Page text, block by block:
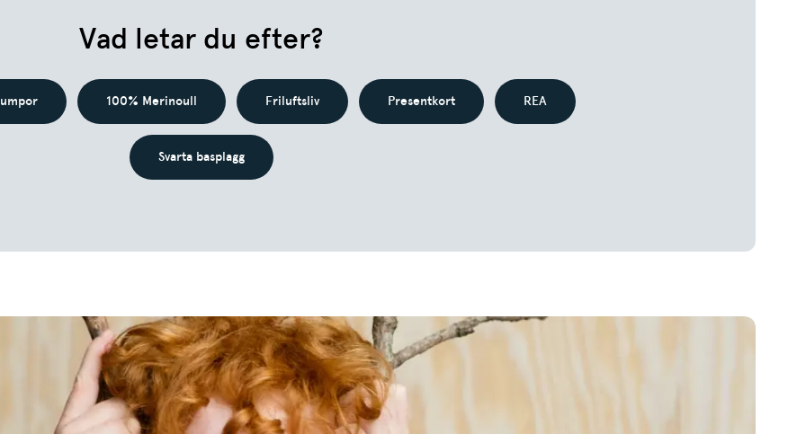
Vad letar du efter?
100% Merinoull Friluftsliv Presentkort REA
Svarta basplagg